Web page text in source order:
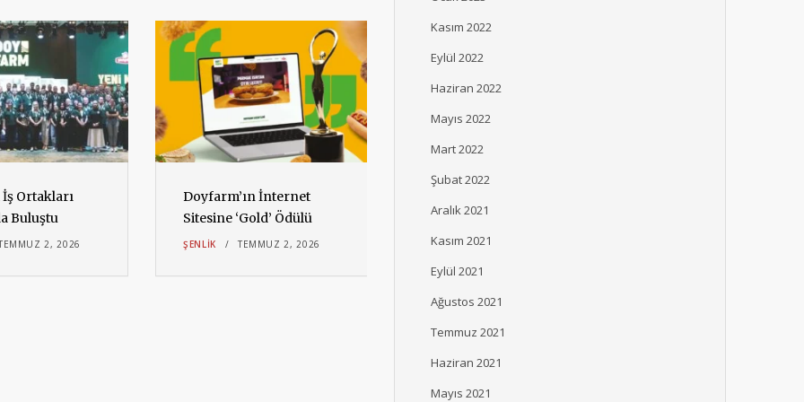
Ortakları
Buluştu
2, 2026
Doyfarm’ın İnternet
Sitesine ‘Gold’ Ödülü
ŞENLIK TEMMUZ 2, 2026
Kolej 2026 Mezuniyet
Töreni’nde Mezunlara
Kasım 2022
Eylül 2022
Haziran 2022
Mayıs 2022
Mart 2022
Şubat 2022
Aralık 2021
Kasım 2021
Eylül 2021
Ağustos 2021
Temmuz 2021
Haziran 2021
Mayıs 2021